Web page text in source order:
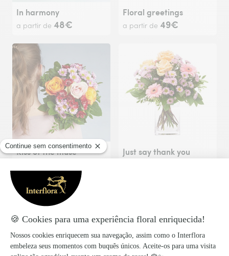
In harmony
a partir de 48€
Floral greetings
a partir de 49€
Kiss of the muse Just say thank you